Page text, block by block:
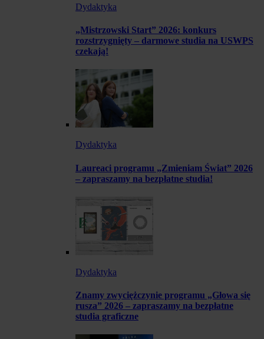
Dydaktyka
„Mistrzowski Start” 2026: konkurs
rozstrzygnięty – darmowe studia na USWPS
czekają!
Dydaktyka
Laureaci programu „Zmieniam Świat” 2026
– zapraszamy na bezpłatne studia!
Dydaktyka
Znamy zwyciężczynie programu „Głowa się
rusza” 2026 – zapraszamy na bezpłatne
studia graficzne